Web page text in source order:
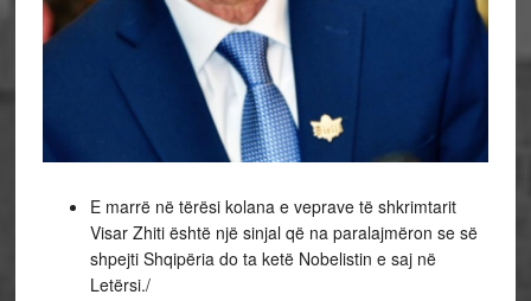
E marrë në tërësi kolana e veprave të shkrimtarit
Visar Zhiti është një sinjal që na paralajmëron se së
shpejti Shqipëria do ta ketë Nobelistin e saj në
Letërsi./